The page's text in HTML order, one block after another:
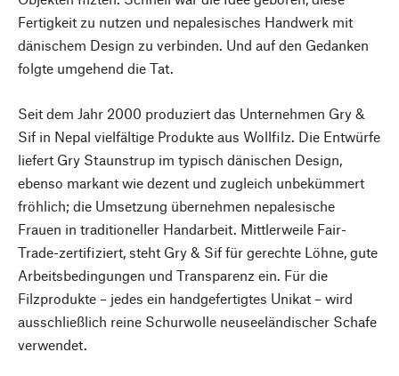
Fertigkeit zu nutzen und nepalesisches Handwerk mit
dänischem Design zu verbinden. Und auf den Gedanken
folgte umgehend die Tat.
Seit dem Jahr 2000 produziert das Unternehmen Gry &
Sif in Nepal vielfältige Produkte aus Wollfilz. Die Entwürfe
liefert Gry Staunstrup im typisch dänischen Design,
ebenso markant wie dezent und zugleich unbekümmert
fröhlich; die Umsetzung übernehmen nepalesische
Frauen in traditioneller Handarbeit. Mittlerweile Fair-
Trade-zertifiziert, steht Gry & Sif für gerechte Löhne, gute
Arbeitsbedingungen und Transparenz ein. Für die
Filzprodukte – jedes ein handgefertigtes Unikat – wird
ausschließlich reine Schurwolle neuseeländischer Schafe
verwendet.